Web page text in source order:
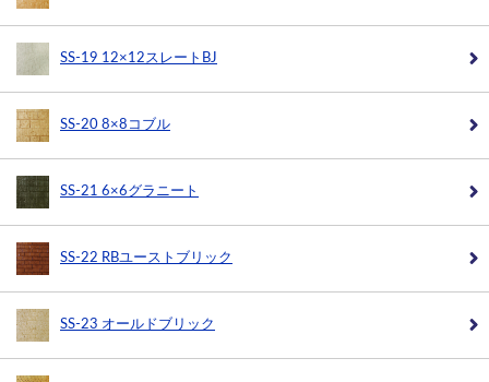
SS-19 12×12スレートBJ
SS-20 8×8コブル
SS-21 6×6グラニート
SS-22 RBユーストブリック
SS-23 オールドブリック